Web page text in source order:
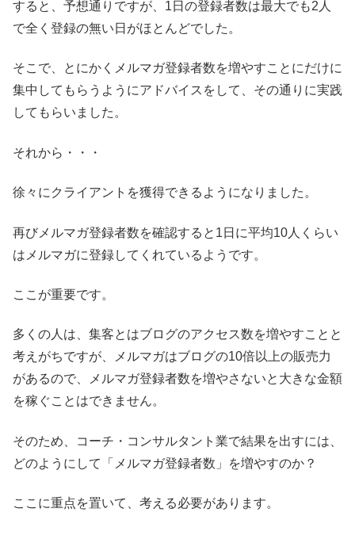
すると、予想通りですが、1日の登録者数は最大でも2人
で全く登録の無い日がほとんどでした。
そこで、とにかくメルマガ登録者数を増やすことにだけに
集中してもらうようにアドバイスをして、その通りに実践
してもらいました。
それから・・・
徐々にクライアントを獲得できるようになりました。
再びメルマガ登録者数を確認すると1日に平均10人くらい
はメルマガに登録してくれているようです。
ここが重要です。
多くの人は、集客とはブログのアクセス数を増やすことと
考えがちですが、メルマガはブログの10倍以上の販売力
があるので、メルマガ登録者数を増やさないと大きな金額
を稼ぐことはできません。
そのため、コーチ・コンサルタント業で結果を出すには、
どのようにして「メルマガ登録者数」を増やすのか？
ここに重点を置いて、考える必要があります。